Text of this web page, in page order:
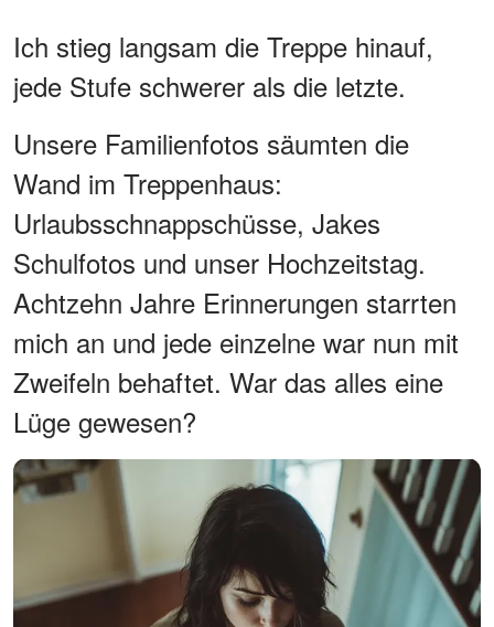
Ich stieg langsam die Treppe hinauf,
jede Stufe schwerer als die letzte.
Unsere Familienfotos säumten die
Wand im Treppenhaus:
Urlaubsschnappschüsse, Jakes
Schulfotos und unser Hochzeitstag.
Achtzehn Jahre Erinnerungen starrten
mich an und jede einzelne war nun mit
Zweifeln behaftet. War das alles eine
Lüge gewesen?